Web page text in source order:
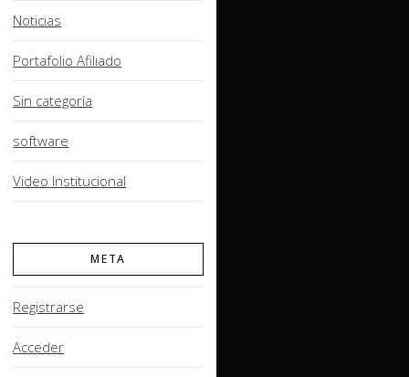
Noticias
Portafolio Afiliado
Sin categoría
software
Video Institucional
META
Registrarse
Acceder